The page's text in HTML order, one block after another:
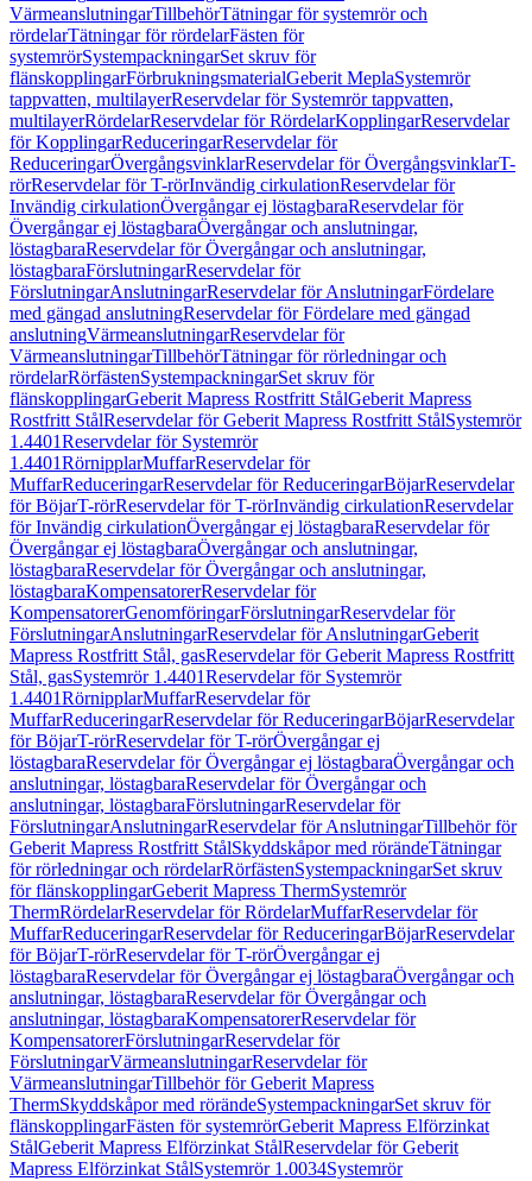
VärmeanslutningarTillbehörTätningar för systemrör och
rördelarTätningar för rördelarFästen för
systemrörSystempackningarSet skruv för
flänskopplingarFörbrukningsmaterialGeberit MeplaSystemrör
tappvatten, multilayerReservdelar för Systemrör tappvatten,
multilayerRördelarReservdelar för RördelarKopplingarReservdelar
för KopplingarReduceringarReservdelar för
ReduceringarÖvergångsvinklarReservdelar för ÖvergångsvinklarT-
rörReservdelar för T-rörInvändig cirkulationReservdelar för
Invändig cirkulationÖvergångar ej löstagbaraReservdelar för
Övergångar ej löstagbaraÖvergångar och anslutningar,
löstagbaraReservdelar för Övergångar och anslutningar,
löstagbaraFörslutningarReservdelar för
FörslutningarAnslutningarReservdelar för AnslutningarFördelare
med gängad anslutningReservdelar för Fördelare med gängad
anslutningVärmeanslutningarReservdelar för
VärmeanslutningarTillbehörTätningar för rörledningar och
rördelarRörfästenSystempackningarSet skruv för
flänskopplingarGeberit Mapress Rostfritt StålGeberit Mapress
Rostfritt StålReservdelar för Geberit Mapress Rostfritt StålSystemrör
1.4401Reservdelar för Systemrör
1.4401RörnipplarMuffarReservdelar för
MuffarReduceringarReservdelar för ReduceringarBöjarReservdelar
för BöjarT-rörReservdelar för T-rörInvändig cirkulationReservdelar
för Invändig cirkulationÖvergångar ej löstagbaraReservdelar för
Övergångar ej löstagbaraÖvergångar och anslutningar,
löstagbaraReservdelar för Övergångar och anslutningar,
löstagbaraKompensatorerReservdelar för
KompensatorerGenomföringarFörslutningarReservdelar för
FörslutningarAnslutningarReservdelar för AnslutningarGeberit
Mapress Rostfritt Stål, gasReservdelar för Geberit Mapress Rostfritt
Stål, gasSystemrör 1.4401Reservdelar för Systemrör
1.4401RörnipplarMuffarReservdelar för
MuffarReduceringarReservdelar för ReduceringarBöjarReservdelar
för BöjarT-rörReservdelar för T-rörÖvergångar ej
löstagbaraReservdelar för Övergångar ej löstagbaraÖvergångar och
anslutningar, löstagbaraReservdelar för Övergångar och
anslutningar, löstagbaraFörslutningarReservdelar för
FörslutningarAnslutningarReservdelar för AnslutningarTillbehör för
Geberit Mapress Rostfritt StålSkyddskåpor med rörändeTätningar
för rörledningar och rördelarRörfästenSystempackningarSet skruv
för flänskopplingarGeberit Mapress ThermSystemrör
ThermRördelarReservdelar för RördelarMuffarReservdelar för
MuffarReduceringarReservdelar för ReduceringarBöjarReservdelar
för BöjarT-rörReservdelar för T-rörÖvergångar ej
löstagbaraReservdelar för Övergångar ej löstagbaraÖvergångar och
anslutningar, löstagbaraReservdelar för Övergångar och
anslutningar, löstagbaraKompensatorerReservdelar för
KompensatorerFörslutningarReservdelar för
FörslutningarVärmeanslutningarReservdelar för
VärmeanslutningarTillbehör för Geberit Mapress
ThermSkyddskåpor med rörändeSystempackningarSet skruv för
flänskopplingarFästen för systemrörGeberit Mapress Elförzinkat
StålGeberit Mapress Elförzinkat StålReservdelar för Geberit
Mapress Elförzinkat StålSystemrör 1.0034Systemrör